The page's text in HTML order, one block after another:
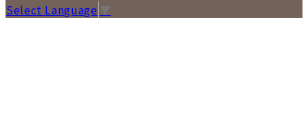
Select Language ▼